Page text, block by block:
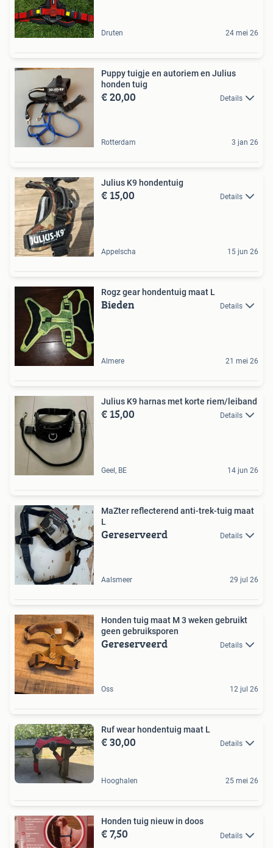
Druten 24 mei 26
Puppy tuigje en autoriem en Julius
honden tuig
€ 20,00 Details
Rotterdam 3 jan 26
Julius K9 hondentuig
€ 15,00 Details
Appelscha 15 jun 26
Rogz gear hondentuig maat L
Bieden Details
Almere 21 mei 26
Julius K9 harnas met korte riem/leiband
€ 15,00 Details
Geel, BE 14 jun 26
MaZter reflecterend anti-trek-tuig maat
L
Gereserveerd Details
Aalsmeer 29 jul 26
Honden tuig maat M 3 weken gebruikt
geen gebruiksporen
Gereserveerd Details
Oss 12 jul 26
Ruf wear hondentuig maat L
€ 30,00 Details
Hooghalen 25 mei 26
Honden tuig nieuw in doos
€ 7,50 Details